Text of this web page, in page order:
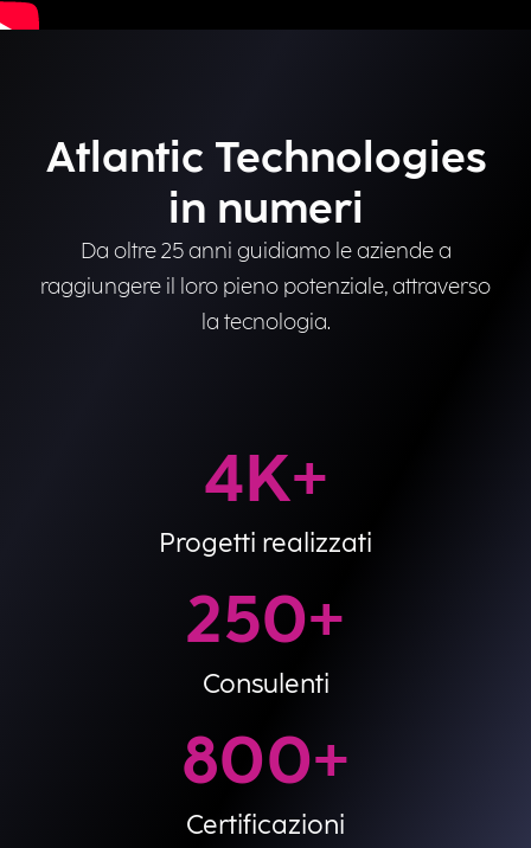
Atlantic Technologies
in numeri
Da oltre 25 anni guidiamo le aziende a
raggiungere il loro pieno potenziale, attraverso
la tecnologia.
4K+
Progetti realizzati
250+
Consulenti
800+
Certificazioni